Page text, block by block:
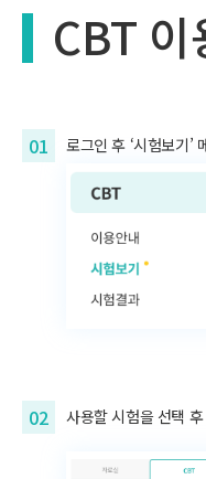
CBT 이
01 로그인 후 ‘시험보기’
02 사용할 시험을 선택